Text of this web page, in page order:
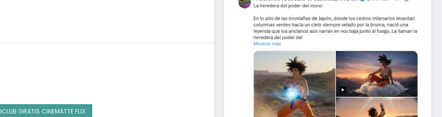
GRATIS CINEMATTE FLIX